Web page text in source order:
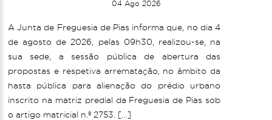
04 Ago 2026
A Junta de Freguesia de Pias informa que, no dia 4
de agosto de 2026, pelas 09h30, realizou-se, na
sua sede, a sessão pública de abertura das
propostas e respetiva arrematação, no âmbito da
hasta pública para alienação do prédio urbano
inscrito na matriz predial da Freguesia de Pias sob
o artigo matricial n.º 2753. […]